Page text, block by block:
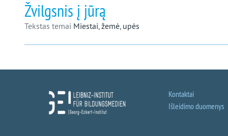
Žvilgsnis į jūrą
Tekstas temai Miestai, žemė, upės
Kontaktai
Išleidimo duomenys